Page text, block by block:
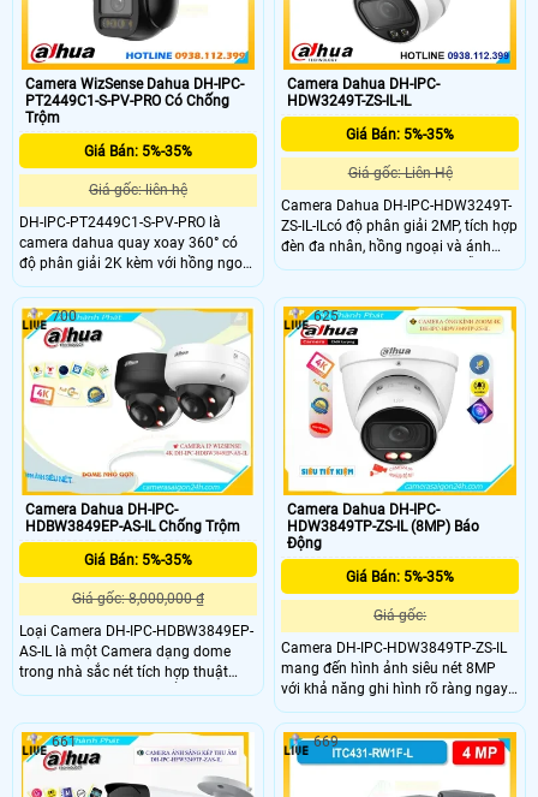
Camera WizSense Dahua DH-IPC-
PT2449C1-S-PV-PRO Có Chống
Trộm
Giá Bán: 5%-35%
Giá gốc: liên hệ
DH-IPC-PT2449C1-S-PV-PRO là
camera dahua quay xoay 360° có
độ phân giải 2K kèm với hồng ngoại
tâm xa 30m giám sát sắc nét cả
ngày và đêm. Camera này còn hỗ
trợ đàm thoại âm thành 2 chiều nhờ
tích hợp mic vs loa có hỗ trợ tên
miền xem từ xa qua web hoặc app
có khả năng lưu trữ độc lập nhờ có
khay thẻ nhớ dung lượng lên đến
512GB.
Camera Dahua DH-IPC-
HDW3249T-ZS-IL-IL
Giá Bán: 5%-35%
Giá gốc: Liên Hệ
Camera Dahua DH-IPC-HDW3249T-
ZS-IL-ILcó độ phân giải 2MP, tích hợp
đèn đa nhân, hồng ngoại và ánh
sáng ấm tầm xa đến 50m. Hỗ trợ
đạt chuẩn chống nước IP67 cùng
các tính năng AI thông minh như
phát hiện xâm nhập, phân loại
người và phương tiện.
Camera Dahua DH-IPC-
HDBW3849EP-AS-IL Chống Trộm
Giá Bán: 5%-35%
Giá gốc: 8,000,000 ₫
Loại Camera DH-IPC-HDBW3849EP-
AS-IL là một Camera dạng dome
trong nhà sắc nét tích hợp thuật
toán AI deep learning để phân biệt
poe cung cấp cấp nguồn qua dây
tín hiệu và kết hợp với khả năng ánh
sáng kép vừa hồng ngoại vừa đèn
700
Camera Dahua DH-IPC-
HDW3849TP-ZS-IL (8MP) Báo
Động
Giá Bán: 5%-35%
Giá gốc:
Camera DH-IPC-HDW3849TP-ZS-IL
mang đến hình ảnh siêu nét 8MP
với khả năng ghi hình rõ ràng ngay
cả ban đêm nhờ hồng ngoại 50m và
đèn LED ánh sáng ấm 40m Mic thu
âm tích hợp giúp lưu lại âm thanh
chuẩn xác trong mọi tình huống AI
thông minh phân biệt người và
625
661 669